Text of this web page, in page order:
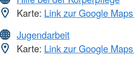
Karte: Link zur Google
Jugendarbeit
Karte: Link zur Google